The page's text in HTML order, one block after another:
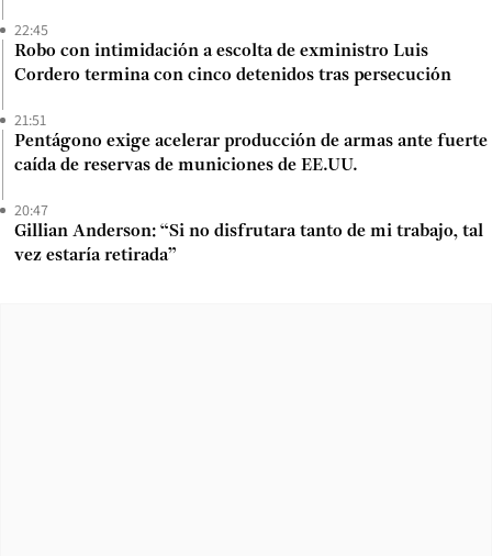
22:45
Robo con intimidación a escolta de exministro Luis
Cordero termina con cinco detenidos tras persecución
21:51
Pentágono exige acelerar producción de armas ante fuerte
caída de reservas de municiones de EE.UU.
20:47
Gillian Anderson: “Si no disfrutara tanto de mi trabajo, tal
vez estaría retirada”